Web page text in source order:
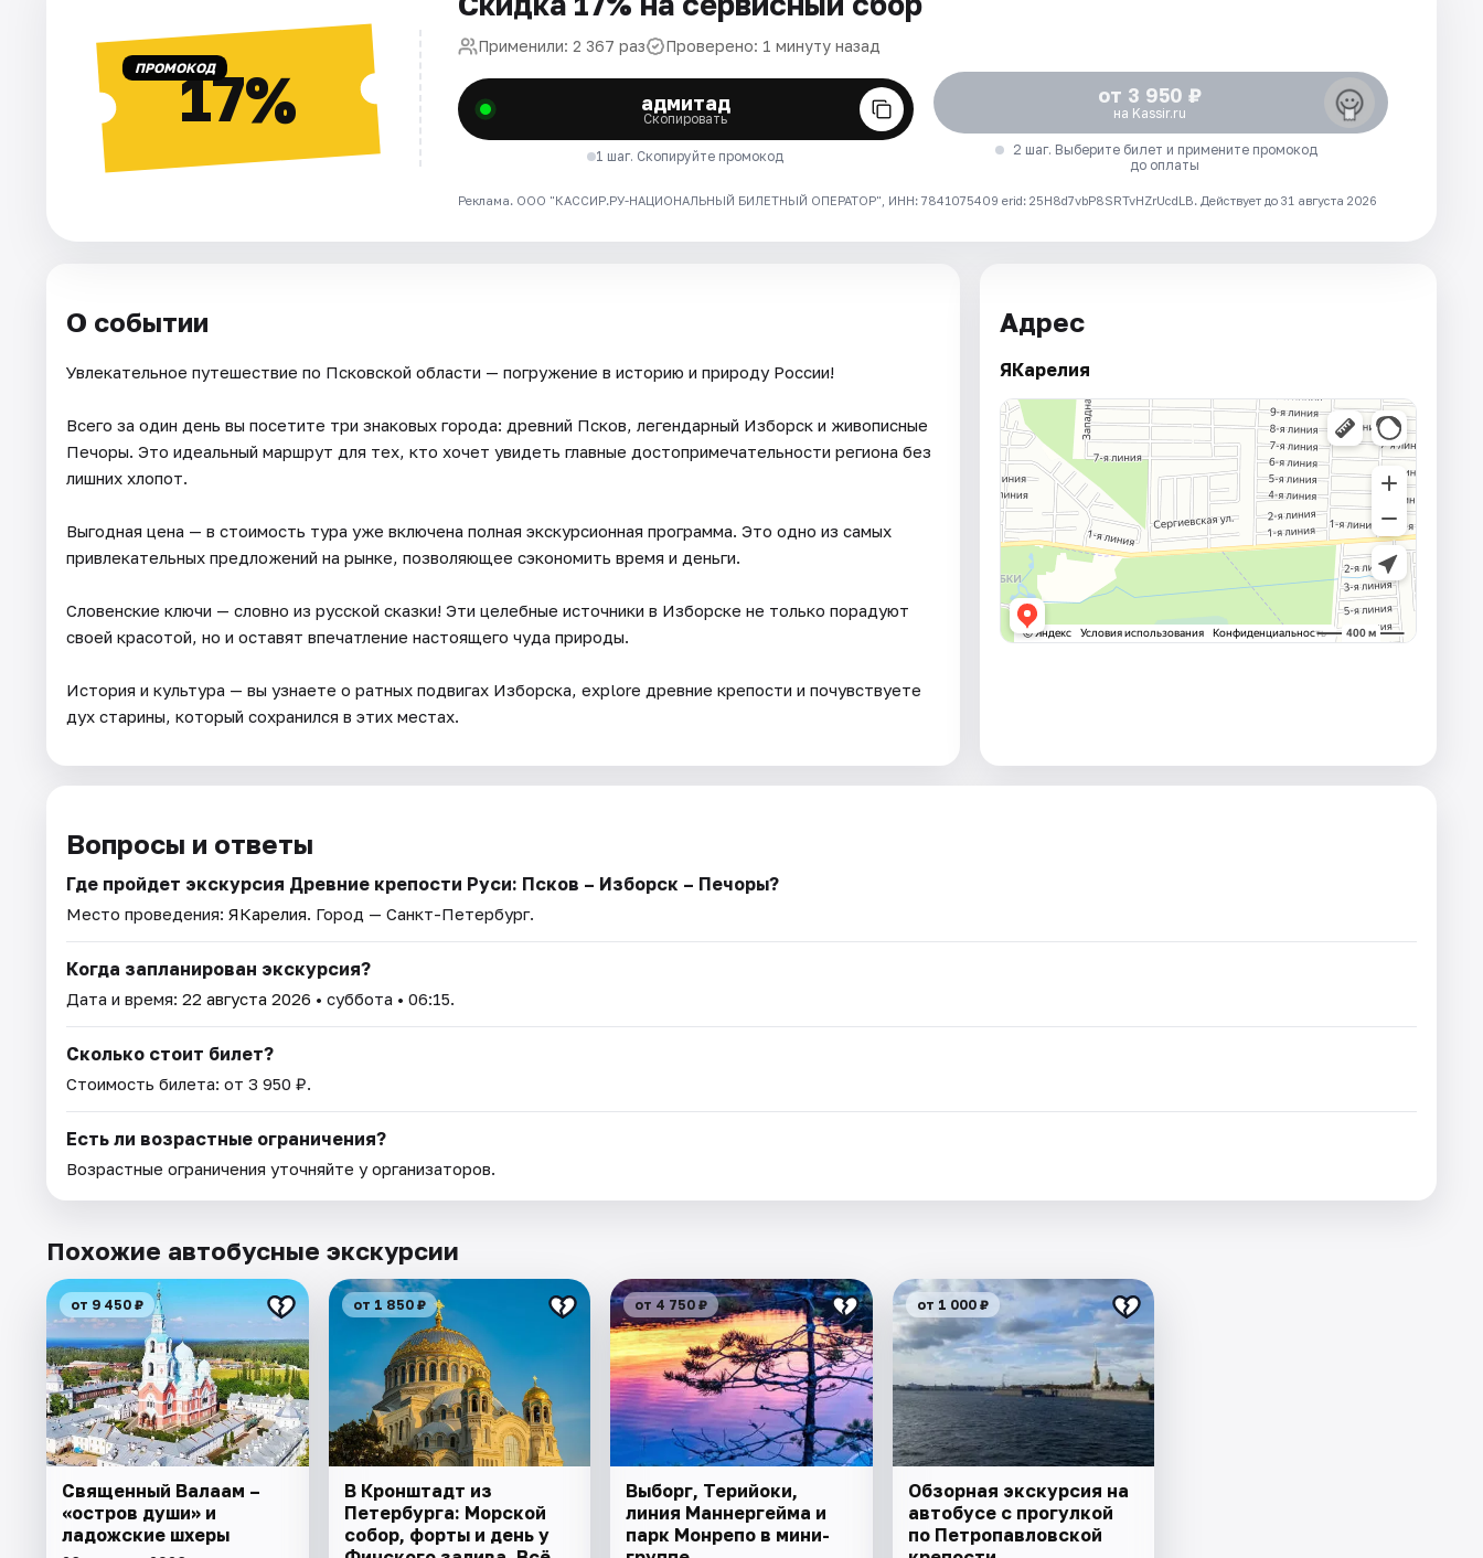
ПРОМОКОД17%
Применили: 2 367 раз Проверено: 1 минуту назад
адмитад
Скопировать
1 шаг. Скопируйте промокод
от 3 950 ₽
на Kassir.ru
2 шаг. Выберите билет и примените промокод
до оплаты
Реклама. ООО "КАССИР.РУ-НАЦИОНАЛЬНЫЙ БИЛЕТНЫЙ ОПЕРАТОР", ИНН: 7841075409 erid: 25H8d7vbP8SRTvHZrUcdLB. Действует до 31 августа 2026
О событии
Увлекательное путешествие по Псковской области — погружение в историю и природу России!
Всего за один день вы посетите три знаковых города: древний Псков, легендарный Изборск и живописные
Печоры. Это идеальный маршрут для тех, кто хочет увидеть главные достопримечательности региона без
лишних хлопот.
Выгодная цена — в стоимость тура уже включена полная экскурсионная программа. Это одно из самых
привлекательных предложений на рынке, позволяющее сэкономить время и деньги.
Словенские ключи — словно из русской сказки! Эти целебные источники в Изборске не только порадуют
своей красотой, но и оставят впечатление настоящего чуда природы.
История и культура — вы узнаете о ратных подвигах Изборска, explore древние крепости и почувствуете
дух старины, который сохранился в этих местах.
Адрес
ЯКарелия
Вопросы и ответы
Где пройдет экскурсия Древние крепости Руси: Псков – Изборск – Печоры?
Место проведения: ЯКарелия. Город — Санкт-Петербург.
Когда запланирован экскурсия?
Дата и время: 22 августа 2026 • суббота • 06:15.
Сколько стоит билет?
Стоимость билета: от 3 950 ₽.
Есть ли возрастные ограничения?
Возрастные ограничения уточняйте у организаторов.
Похожие автобусные экскурсии
от 9 450 ₽
Священный Валаам –
«остров души» и
ладожские шхеры
от 1 850 ₽
В Кронштадт из
Петербурга: Морской
собор, форты и день у
от 4 750 ₽
Выборг, Терийоки,
линия Маннергейма и
парк Монрепо в мини-
от 1 000 ₽
Обзорная экскурсия на
автобусе с прогулкой
по Петропавловской